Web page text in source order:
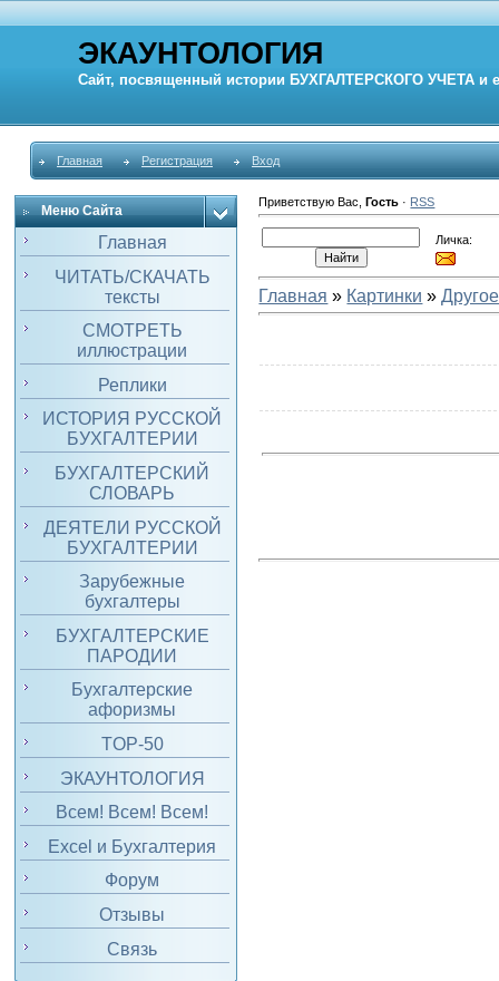
ЭКАУНТОЛОГИЯ
Сайт, посвященный истории БУХГАЛТЕРСКОГО УЧЕТА и
Главная Регистрация Вход
Меню Сайта
Главная
ЧИТАТЬ/СКАЧАТЬ
тексты
СМОТРЕТЬ
иллюстрации
Реплики
ИСТОРИЯ РУССКОЙ
БУХГАЛТЕРИИ
БУХГАЛТЕРСКИЙ
СЛОВАРЬ
ДЕЯТЕЛИ РУССКОЙ
БУХГАЛТЕРИИ
Зарубежные
бухгалтеры
БУХГАЛТЕРСКИЕ
ПАРОДИИ
Бухгалтерские
афоризмы
TOP-50
ЭКАУНТОЛОГИЯ
Всем! Всем! Всем!
Excel и Бухгалтерия
Форум
Отзывы
Связь
Приветствую Вас ,Гость · RSS
Личка:
Главная » Картинки »Другое